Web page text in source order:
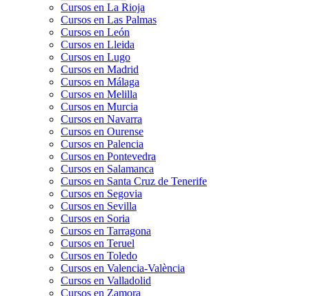
Cursos en La Rioja
Cursos en Las Palmas
Cursos en León
Cursos en Lleida
Cursos en Lugo
Cursos en Madrid
Cursos en Málaga
Cursos en Melilla
Cursos en Murcia
Cursos en Navarra
Cursos en Ourense
Cursos en Palencia
Cursos en Pontevedra
Cursos en Salamanca
Cursos en Santa Cruz de Tenerife
Cursos en Segovia
Cursos en Sevilla
Cursos en Soria
Cursos en Tarragona
Cursos en Teruel
Cursos en Toledo
Cursos en Valencia-València
Cursos en Valladolid
Cursos en Zamora